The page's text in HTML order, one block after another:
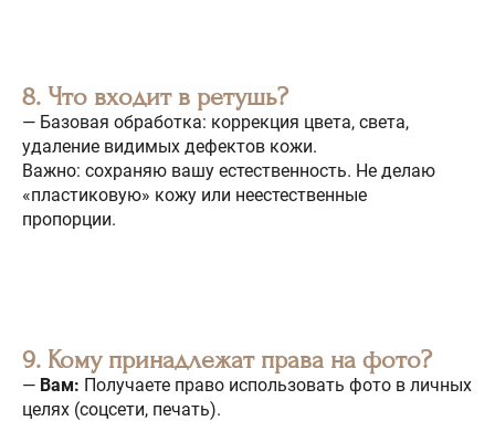
8. Что входит в ретушь?
— Базовая обработка: коррекция цвета, света,
удаление видимых дефектов кожи.
Важно: сохраняю вашу естественность. Не делаю
«пластиковую» кожу или неестественные
пропорции.
9. Кому принадлежат права на фото?
— Вам: Получаете право использовать фото в личных
целях (соцсети, печать).